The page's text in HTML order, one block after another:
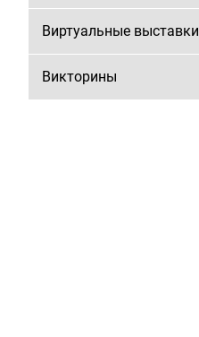
Виртуальные выставки
Викторины